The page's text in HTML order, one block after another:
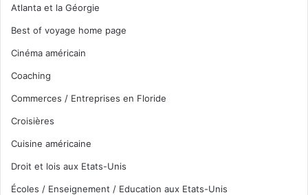
Atlanta et la Géorgie
Best of voyage home page
Cinéma américain
Coaching
Commerces / Entreprises en Floride
Croisières
Cuisine américaine
Droit et lois aux Etats-Unis
Écoles / Enseignement / Education aux Etats-Unis